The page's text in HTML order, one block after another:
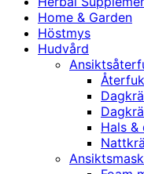
Home & Garden
Höstmys
Hudvård
Hals